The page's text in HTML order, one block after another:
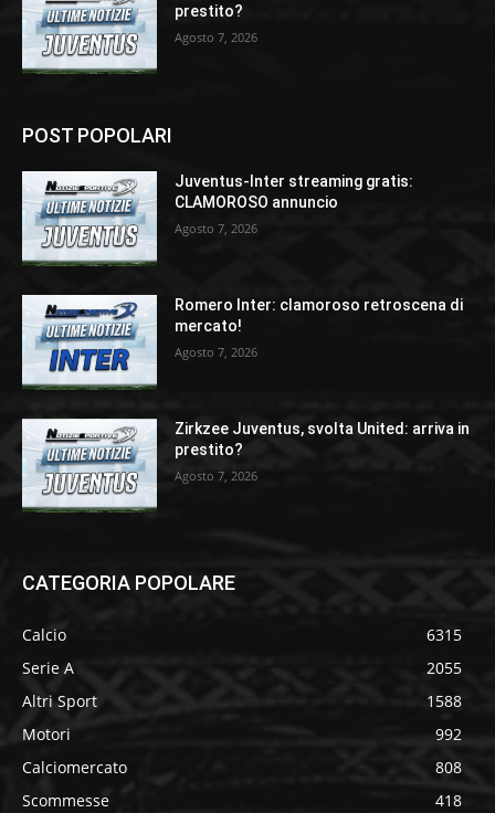
prestito?
Agosto 7, 2026
POST POPOLARI
Juventus-Inter streaming gratis:
CLAMOROSO annuncio
Agosto 7, 2026
Romero Inter: clamoroso retroscena di
mercato!
Agosto 7, 2026
Zirkzee Juventus, svolta United: arriva in
prestito?
Agosto 7, 2026
CATEGORIA POPOLARE
Calcio
6315
Serie A
2055
Altri Sport
1588
Motori
992
Calciomercato
808
Scommesse
418